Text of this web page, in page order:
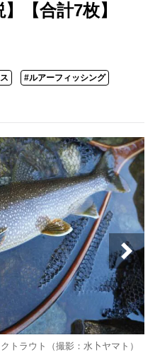
【合計7枚】
#ルアーフィッシング
トラウト（撮影：水卜ヤマト）